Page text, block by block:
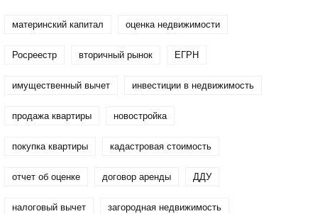
материнский капитал оценка недвижимости
Росреестр вторичный рынок ЕГРН
имущественный вычет инвестиции в недвижимость
продажа квартиры новостройка
покупка квартиры кадастровая стоимость
отчет об оценке договор аренды ДДУ
налоговый вычет загородная недвижимость